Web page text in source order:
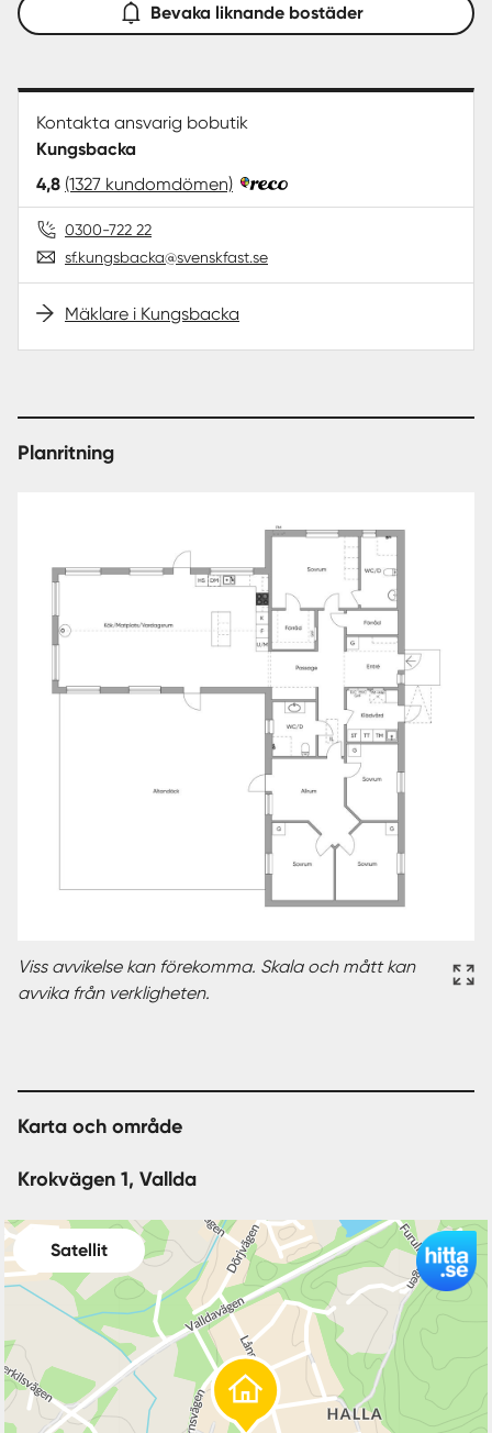
Bevaka liknande bostäder
Kontakta ansvarig bobutik
Kungsbacka
4,8 (1327 kundomdömen)
0300-722 22
sf.kungsbacka@svenskfast.se
Mäklare i Kungsbacka
Planritning
Viss avvikelse kan förekomma. Skala och mått kan
avvika från verkligheten.
Karta och område
Krokvägen 1, Vallda
Satellit